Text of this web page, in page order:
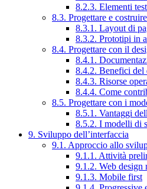
8.2.3. Elementi
8.3. Progettare e
8.3.1. Layout di
8.3.2. Prototipi in
8.4. Progettare con il
8.4.1.
8.4.2. Benefici del
8.4.3. Risorse
8.4.4. Come
8.5. Progettare con i
8.5.1. Vantaggi
8.5.2. I modelli di
9. Sviluppo dell’interfaccia
9.1. Approccio allo
9.1.1. Attività
9.1.2. Web design
9.1.3. Mobile first